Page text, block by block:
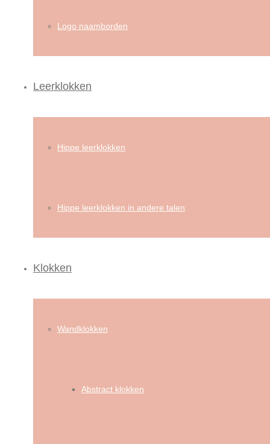
Logo naamborden
Leerklokken
Hippe leerklokken
Hippe leerklokken in andere talen
Klokken
Wandklokken
Abstract klokken